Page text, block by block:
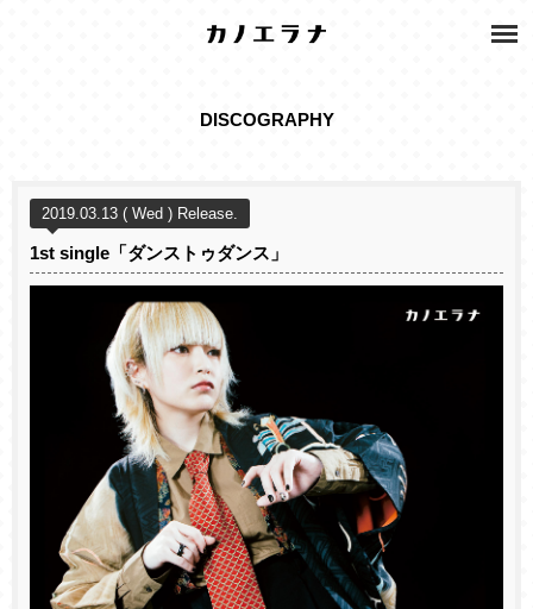
DISCOGRAPHY
2019.03.13 ( Wed ) Release.
1st single「ダンストゥダンス」